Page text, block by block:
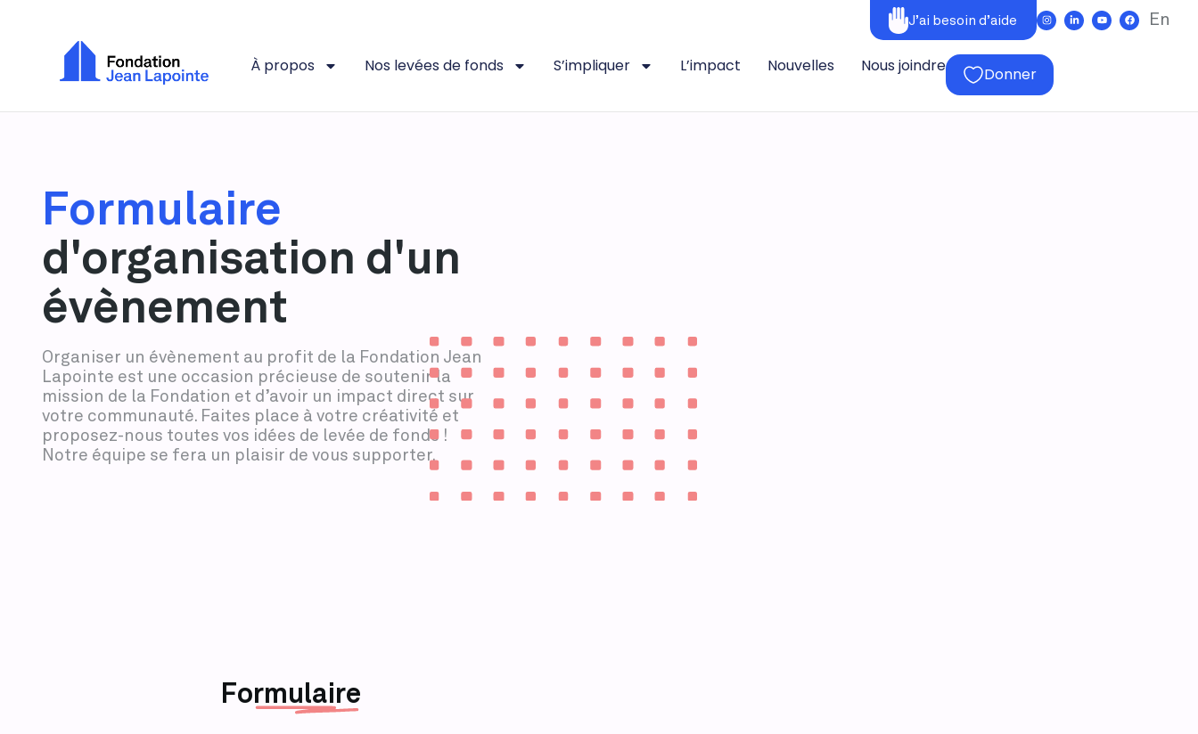
J’ai besoin d’aide En
À propos Nos levées de fonds S’impliquer L’impact Nouvelles Nous joindre Donner
Formulaire
d'organisation d'un
évènement
Organiser un évènement au profit de la Fondation Jean
Lapointe est une occasion précieuse de soutenir la
mission de la Fondation et d’avoir un impact direct sur
votre communauté. Faites place à votre créativité et
proposez-nous toutes vos idées de levée de fonds !
Notre équipe se fera un plaisir de vous supporter.
Formulaire